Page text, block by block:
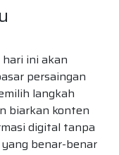
ini akan
persaingan
langkah
biarkan konten
digital tanpa
benar-benar